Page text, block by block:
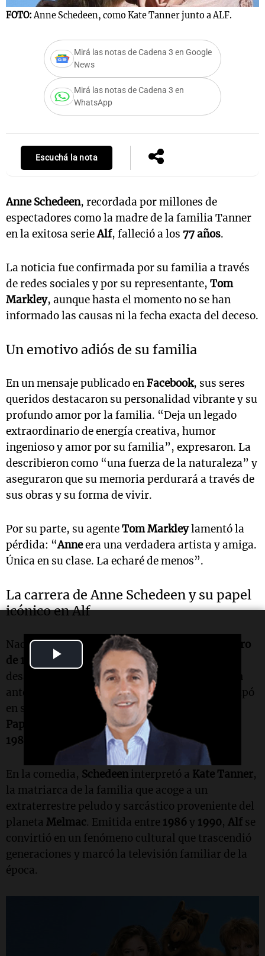
Play
Video
FOTO:Anne Schedeen, como Kate Tanner junto a ALF.
Mirá las notas de Cadena 3 en Google
News
Mirá las notas de Cadena 3 en
WhatsApp
Escuchá la nota
Anne Schedeen, recordada por millones de
espectadores como la madre de la familia Tanner
en la exitosa serieAlf, falleció a los 77 años.
La noticia fue confirmada por su familia a través
de redes sociales y por su representante, Tom
Markley, aunque hasta el momento no se han
informado las causas ni la fecha exacta del deceso.
Un emotivo adiós de su familia
En un mensaje publicado enFacebook, sus seres
queridos destacaron su personalidad vibrante y su
profundo amor por la familia. “Deja un legado
extraordinario de energía creativa, humor
ingenioso y amor por su familia”, expresaron. La
describieron como “una fuerza de la naturaleza” y
aseguraron que su memoria perdurará a través de
sus obras y su forma de vivir.
Por su parte, su agenteTom Markleylamentó la
pérdida: “Anneera una verdadera artista y amiga.
Única en su clase. La echaré de menos”.
La carrera de Anne Schedeen y su papel
icónico en Alf
Nacida comoLuanne Ruth Schedeen
8 de enero
de 1949
en Oregón ,Estados Unidos
desarrolló una extensa trayectoria en televisión
antes de alcanzar la fama internacional. Participó
en series como
Emergency! ,Simon & Simon
Paper Dolls
, pero su rol más recordado llegó en
1986
con el estreno deAlf.
En la comedia, Schedeen interpretó a Kate Tanner,
la matriarca de la familia que acoge a un
extraterrestre peludo y sarcástico proveniente del
planeta Melmac. Emitida entre 1986y 1990, Alfse
convirtió en un fenómeno cultural que trascendió
generaciones y marcó la televisión familiar de la
época.